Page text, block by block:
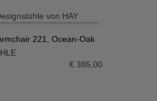
221, Ocean-Oak
€ 385,00